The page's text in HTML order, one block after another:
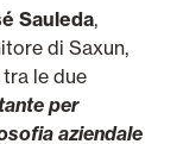
Sauleda,
di Saxun,
le due
per
aziendale